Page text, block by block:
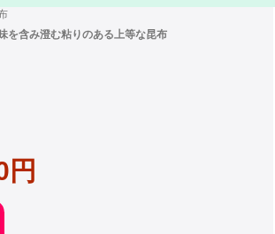
を含み澄む粘りのある上等な昆布
円